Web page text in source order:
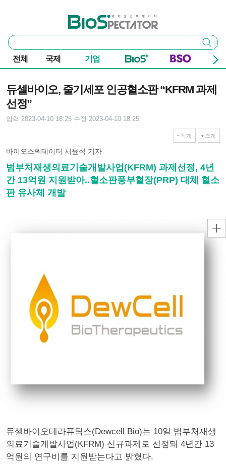
바이오스펙테이터
통
합
검
색
검색
전체 국제 기업
듀셀바이오, 줄기세포 인공혈소판 “KFRM 과제
선정”
입력 2023-04-10 18:25 수정 2023-04-10 18:25
작게 크게
바이오스펙테이터 서윤석 기자
범부처재생의료기술개발사업(KFRM) 과제선정, 4년
간 13억원 지원받아..혈소판풍부혈장(PRP) 대체 혈소
판 유사체 개발
듀셀바이오테라퓨틱스(Dewcell Bio)는 10일 범부처재생
의료기술개발사업(KFRM) 신규과제로 선정돼 4년간 13
억원의 연구비를 지원받는다고 밝혔다.